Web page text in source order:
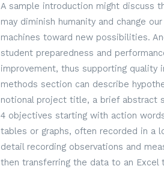
A sample introduction might discuss
may diminish humanity and change
machines toward new possibilities.
student preparedness and
improvement, thus supporting quality
methods section can describe
notional project title, a brief abstract
4 objectives starting with action
tables or graphs, often recorded in a
detail recording observations and
then transferring the data to an Excel